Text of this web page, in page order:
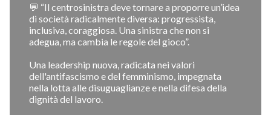
💬 “Il centrosinistra deve tornare a proporre un’idea
di società radicalmente diversa: progressista,
inclusiva, coraggiosa. Una sinistra che non si
adegua, ma cambia le regole del gioco”.
Una leadership nuova, radicata nei valori
dell'antifascismo e del femminismo, impegnata
nella lotta alle disuguaglianze e nella difesa della
dignità del lavoro.